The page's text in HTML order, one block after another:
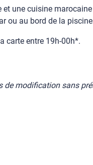
une cuisine
ou au bord de la
carte entre 19h-00h*.
de modification sans